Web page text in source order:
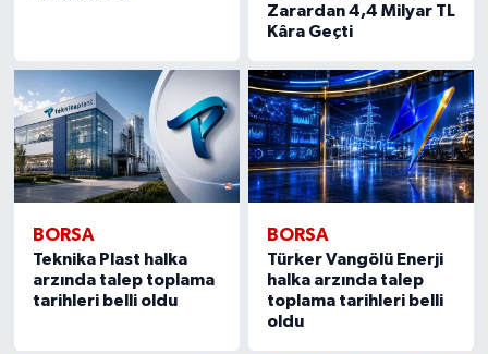
Zarardan 4,4 Milyar TL
Kâra Geçti
BORSA
Teknika Plast halka
arzında talep toplama
tarihleri belli oldu
BORSA
Türker Vangölü Enerji
halka arzında talep
toplama tarihleri belli
oldu